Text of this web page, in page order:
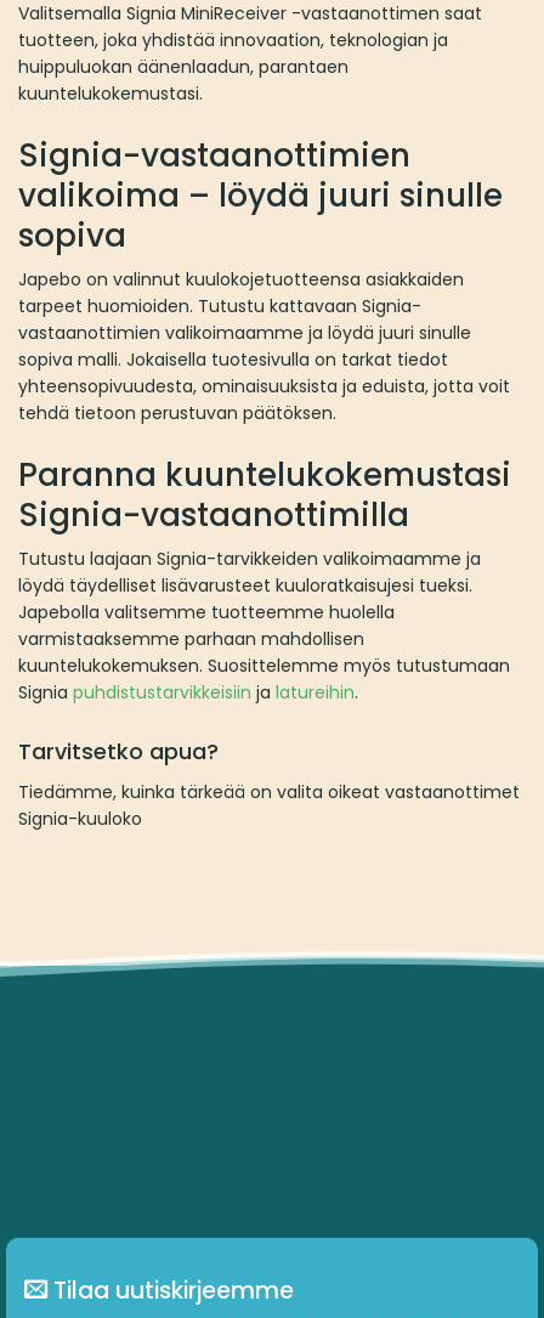
Valitsemalla Signia MiniReceiver -vastaanottimen saat
tuotteen, joka yhdistää innovaation, teknologian ja
huippuluokan äänenlaadun, parantaen
kuuntelukokemustasi.
Signia-vastaanottimien
valikoima – löydä juuri sinulle
sopiva
Japebo on valinnut kuulokojetuotteensa asiakkaiden
tarpeet huomioiden. Tutustu kattavaan Signia-
vastaanottimien valikoimaamme ja löydä juuri sinulle
sopiva malli. Jokaisella tuotesivulla on tarkat tiedot
yhteensopivuudesta, ominaisuuksista ja eduista, jotta voit
tehdä tietoon perustuvan päätöksen.
Paranna kuuntelukokemustasi
Signia-vastaanottimilla
Tutustu laajaan Signia-tarvikkeiden valikoimaamme ja
löydä täydelliset lisävarusteet kuuloratkaisujesi tueksi.
Japebolla valitsemme tuotteemme huolella
varmistaaksemme parhaan mahdollisen
kuuntelukokemuksen. Suosittelemme myös tutustumaan
Signia puhdistustarvikkeisiin ja latureihin.
Tarvitsetko apua?
Tiedämme, kuinka tärkeää on valita oikeat vastaanottimet
Signia-kuuloko
Tilaa uutiskirjeemme